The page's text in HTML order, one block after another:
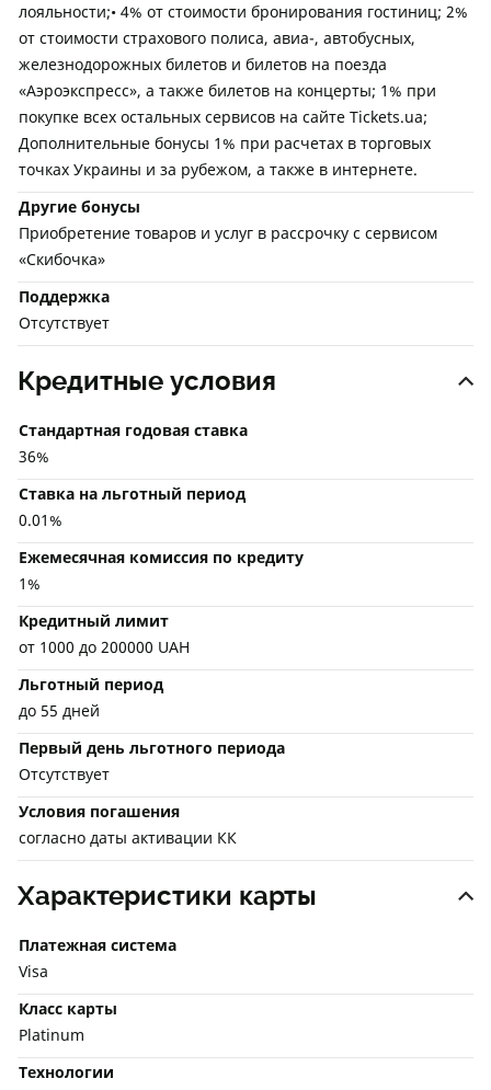
лояльности;• 4% от стоимости бронирования гостиниц; 2%
от стоимости страхового полиса, авиа-, автобусных,
железнодорожных билетов и билетов на поезда
«Аэроэкспресс», а также билетов на концерты; 1% при
покупке всех остальных сервисов на сайте Tickets.ua;
Дополнительные бонусы 1% при расчетах в торговых
точках Украины и за рубежом, а также в интернете.
Другие бонусы
Приобретение товаров и услуг в рассрочку с сервисом
«Скибочка»
Поддержка
Отсутствует
Кредитные условия
Стандартная годовая ставка
36%
Ставка на льготный период
0.01%
Ежемесячная комиссия по кредиту
1%
Кредитный лимит
от 1000 до 200000 UAH
Льготный период
до 55 дней
Первый день льготного периода
Отсутствует
Условия погашения
согласно даты активации КК
Характеристики карты
Платежная система
Visa
Класс карты
Platinum
Технологии